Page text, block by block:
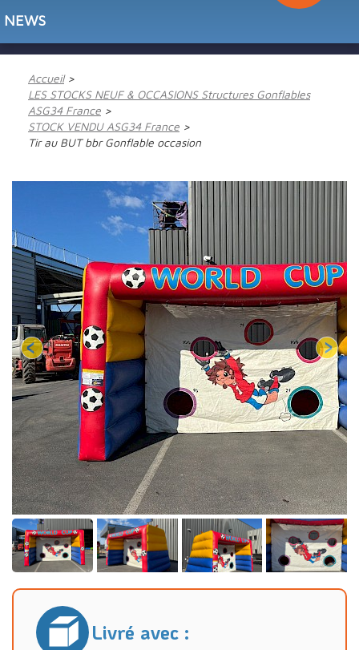
NEWS
Accueil
LES STOCKS NEUF & OCCASIONS Structures Gonflables
ASG34 France
STOCK VENDU ASG34 France
Tir au BUT bbr Gonflable occasion
Livré avec :